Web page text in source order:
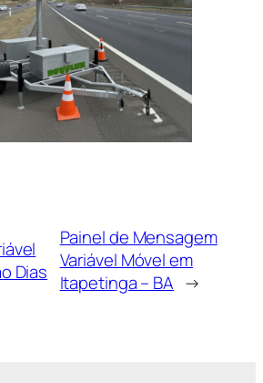
Dias
Painel de Mensagem
Variável Móvel em
Itapetinga – BA →